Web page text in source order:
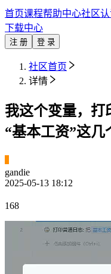
首页课程帮助中心社区
下载中心
注 册 登 录
社区首页
详情
我这个变量，打
“基本工资”这几
gandie
2025-05-13 18:12
168